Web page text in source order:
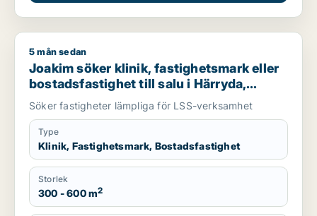
Joakim söker klinik, fastighetsmark eller bostadsfastighet
5 mån sedan
Joakim söker klinik, fastighetsmark eller
bostadsfastighet till salu i Härryda,
Mölndal eller Göteborg
Söker fastigheter lämpliga för LSS-verksamhet
Type
Klinik, Fastighetsmark, Bostadsfastighet
Storlek
300 - 600 m2